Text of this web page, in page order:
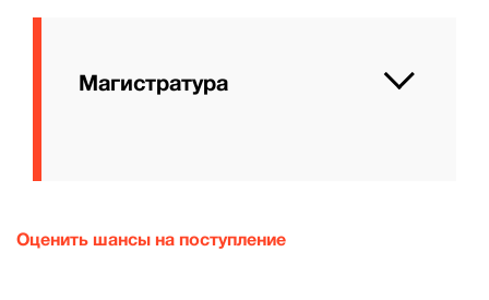
Магистратура
Оценить шансы на поступление